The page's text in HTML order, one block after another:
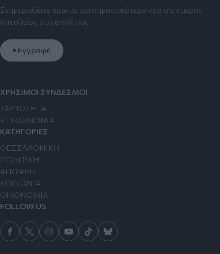
Ενημερωθείτε πρώτοι για σημαντικότερα νέα της ημέρας
απευθείας στο email σας.
Εγγραφή
ΧΡΗΣΙΜΟΙ ΣΥΝΔΕΣΜΟΙ
TAYTOTHTA
ΕΠΙΚΟΙΝΩΝΙΑ
ΚΑΤΗΓΟΡΙΕΣ
ΘΕΣΣΑΛΟΝΙΚΗ
ΠΟΛΙΤΙΚΗ
ΑΠΟΨΕΙΣ
ΚΟΙΝΩΝΙΑ
ΟΙΚΟΝΟΜΙΑ
FOLLOW US